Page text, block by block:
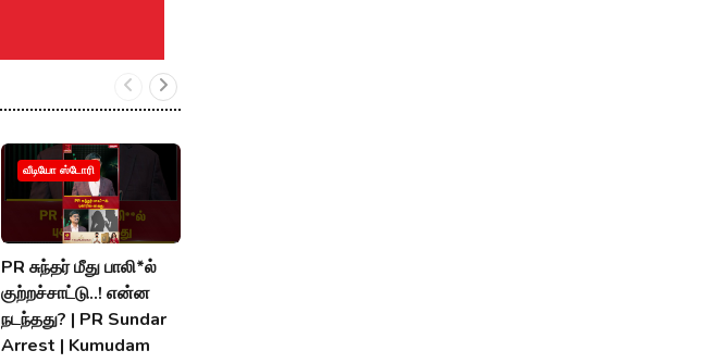
வீடியோ ஸ்டோரி
PR சுந்தர் மீது பாலி*ல்
குற்றச்சாட்டு..! என்ன
நடந்தது? | PR Sundar
Arrest | Kumudam